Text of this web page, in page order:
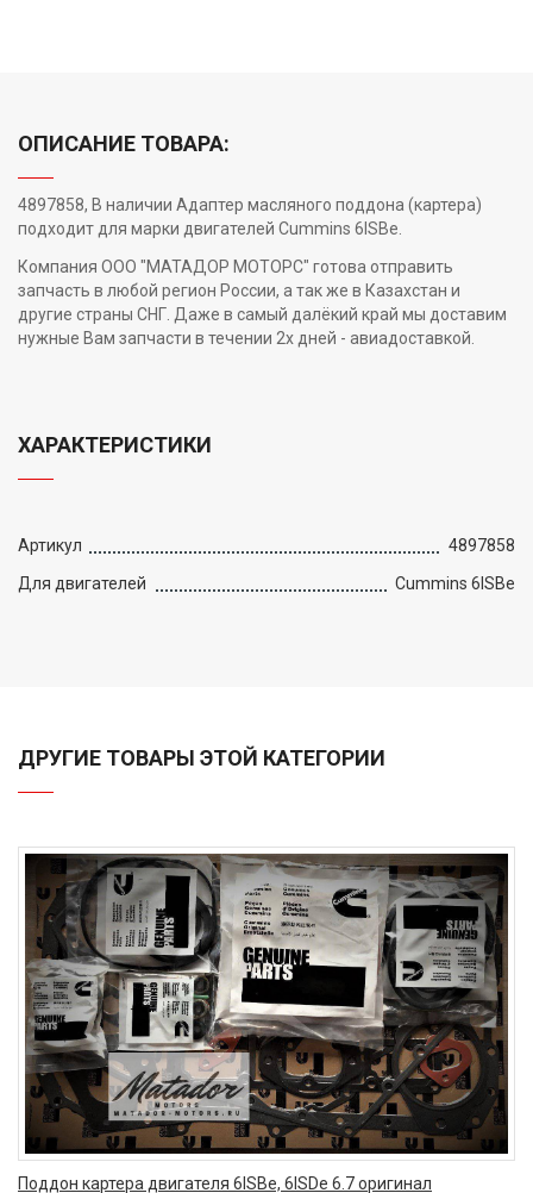
ОПИСАНИЕ ТОВАРА:
4897858, В наличии Адаптер масляного поддона (картера)
подходит для марки двигателей Cummins 6ISBe.
Компания ООО "МАТАДОР МОТОРС" готова отправить
запчасть в любой регион России, а так же в Казахстан и
другие страны СНГ. Даже в самый далёкий край мы доставим
нужные Вам запчасти в течении 2х дней - авиадоставкой.
ХАРАКТЕРИСТИКИ
Артикул
4897858
Для двигателей
Cummins 6ISBe
ДРУГИЕ ТОВАРЫ ЭТОЙ КАТЕГОРИИ
Поддон картера двигателя 6ISBe, 6ISDe 6.7 оригинал